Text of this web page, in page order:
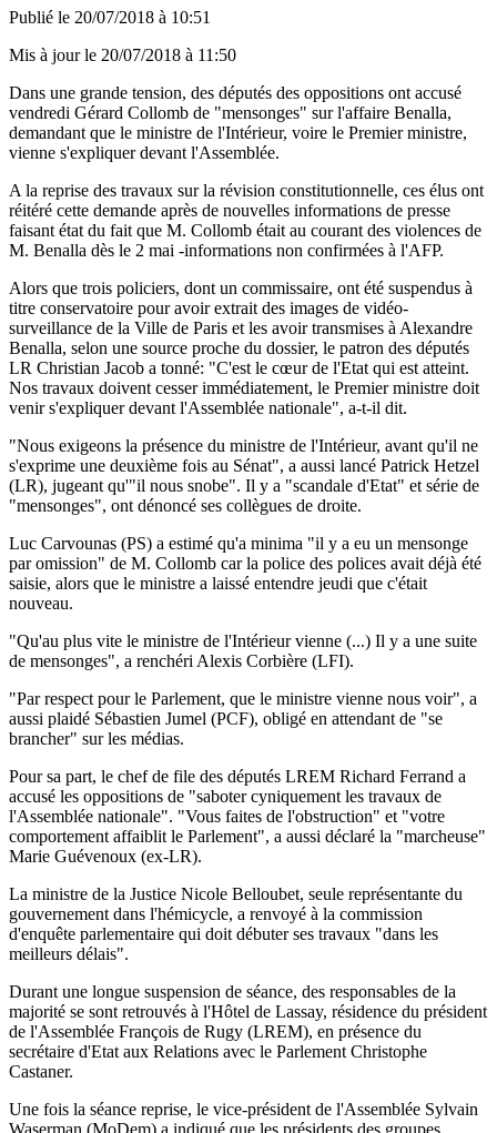
Publié le 20/07/2018 à 10:51
Mis à jour le 20/07/2018 à 11:50
Dans une grande tension, des députés des oppositions ont accusé
vendredi Gérard Collomb de "mensonges" sur l'affaire Benalla,
demandant que le ministre de l'Intérieur, voire le Premier ministre,
vienne s'expliquer devant l'Assemblée.
A la reprise des travaux sur la révision constitutionnelle, ces élus ont
réitéré cette demande après de nouvelles informations de presse
faisant état du fait que M. Collomb était au courant des violences de
M. Benalla dès le 2 mai -informations non confirmées à l'AFP.
Alors que trois policiers, dont un commissaire, ont été suspendus à
titre conservatoire pour avoir extrait des images de vidéo-
surveillance de la Ville de Paris et les avoir transmises à Alexandre
Benalla, selon une source proche du dossier, le patron des députés
LR Christian Jacob a tonné: "C'est le cœur de l'Etat qui est atteint.
Nos travaux doivent cesser immédiatement, le Premier ministre doit
venir s'expliquer devant l'Assemblée nationale", a-t-il dit.
"Nous exigeons la présence du ministre de l'Intérieur, avant qu'il ne
s'exprime une deuxième fois au Sénat", a aussi lancé Patrick Hetzel
(LR), jugeant qu'"il nous snobe". Il y a "scandale d'Etat" et série de
"mensonges", ont dénoncé ses collègues de droite.
Luc Carvounas (PS) a estimé qu'a minima "il y a eu un mensonge
par omission" de M. Collomb car la police des polices avait déjà été
saisie, alors que le ministre a laissé entendre jeudi que c'était
nouveau.
"Qu'au plus vite le ministre de l'Intérieur vienne (...) Il y a une suite
de mensonges", a renchéri Alexis Corbière (LFI).
"Par respect pour le Parlement, que le ministre vienne nous voir", a
aussi plaidé Sébastien Jumel (PCF), obligé en attendant de "se
brancher" sur les médias.
Pour sa part, le chef de file des députés LREM Richard Ferrand a
accusé les oppositions de "saboter cyniquement les travaux de
l'Assemblée nationale". "Vous faites de l'obstruction" et "votre
comportement affaiblit le Parlement", a aussi déclaré la "marcheuse"
Marie Guévenoux (ex-LR).
La ministre de la Justice Nicole Belloubet, seule représentante du
gouvernement dans l'hémicycle, a renvoyé à la commission
d'enquête parlementaire qui doit débuter ses travaux "dans les
meilleurs délais".
Durant une longue suspension de séance, des responsables de la
majorité se sont retrouvés à l'Hôtel de Lassay, résidence du président
de l'Assemblée François de Rugy (LREM), en présence du
secrétaire d'Etat aux Relations avec le Parlement Christophe
Castaner.
Une fois la séance reprise, le vice-président de l'Assemblée Sylvain
Waserman (MoDem) a indiqué que les présidents des groupes